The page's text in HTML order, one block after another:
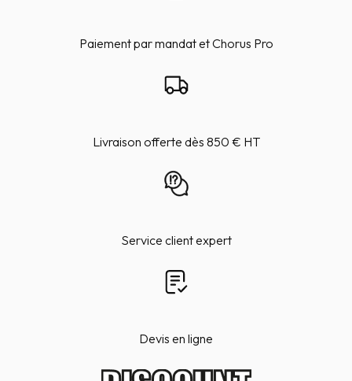
Paiement par mandat et Chorus Pro
Livraison offerte dès 850 € HT
Service client expert
Devis en ligne